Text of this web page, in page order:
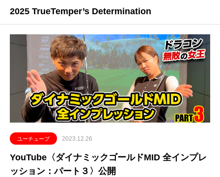
2025 TrueTemper’s Determination
ユーチューブ 2023.12.26
YouTube〈ダイナミックゴールドMID 全インプレ
ッション：パート３〉公開